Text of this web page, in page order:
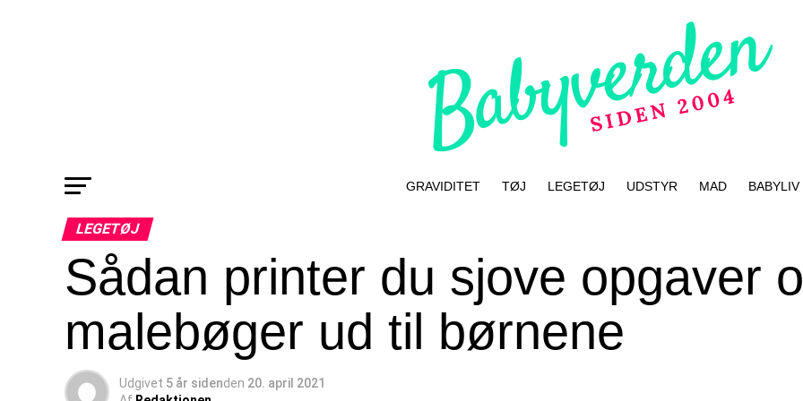
GRAVIDITET TØJ LEGETØJ UDSTYR MAD BABYLIV
LEGETØJ
Sådan printer du sjove opgaver
malebøger ud til børnene
Udgivet 5 år sidenden 20. april 2021